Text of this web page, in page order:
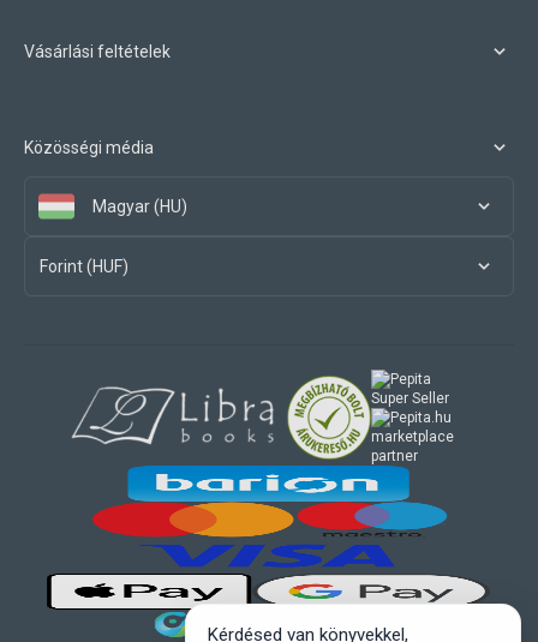
Vásárlási feltételek
Közösségi média
Magyar (HU)
Forint (HUF)
marketplace
partner
Kérdésed van könyvekkel,